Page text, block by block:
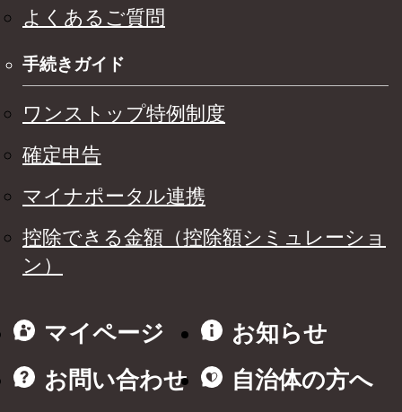
よくあるご質問
手続きガイド
ワンストップ特例制度
確定申告
マイナポータル連携
控除できる金額（控除額シミュレーショ
ン）
マイページ
お知らせ
お問い合わせ
自治体の方へ